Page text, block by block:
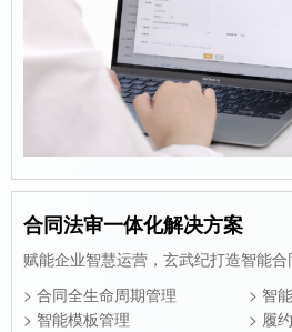
合同法审一体化解决方案
> 合同全生命周期管理
> 智
> 智能模板管理
> 履